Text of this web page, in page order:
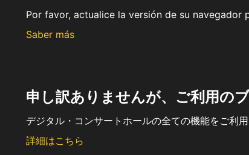
Por favor, actualice la versión de su
Saber más
申し訳ありませんが、ご利用の
デジタル・コンサートホールの全ての機能をご利
詳細はこちら